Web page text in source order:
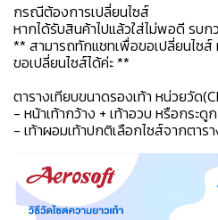
กรณีต้องการเปลี่ยนไซส์
หากได้รับสินค้าไปแล้วใส่ไม่พอดี รบ
** สามารถทักแชทเพื่อขอเปลี่ยนไซส์
ขอเปลี่ยนไซส์ได้ค่ะ **
ตารางเทียบขนาดรองเท้า หน่วยวัด
- หน้าเท้ากว้าง + เท้าอวบ หรือกระดู
- เท้าผอมเท้าปกติเลือกไซส์จากตารา